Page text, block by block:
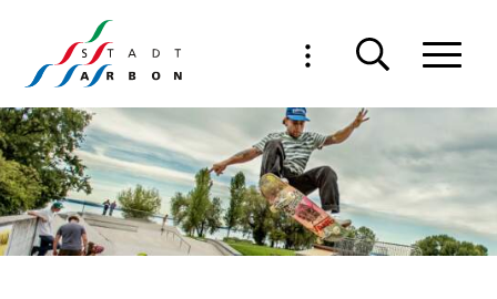
Navigieren in Arbon
Schnellnavigation